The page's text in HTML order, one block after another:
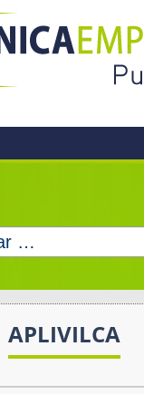
APLIVILCA